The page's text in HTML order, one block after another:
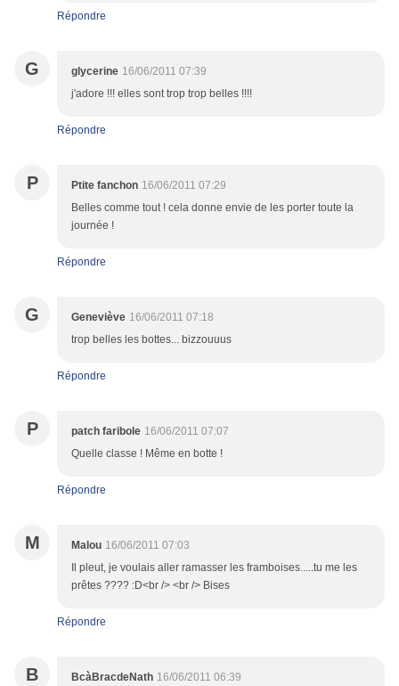
Répondre
G glycerine 16/06/2011 07:39
j'adore !!! elles sont trop trop belles !!!!
Répondre
P Ptite fanchon 16/06/2011 07:29
Belles comme tout ! cela donne envie de les porter toute la
journée !
Répondre
G Geneviève 16/06/2011 07:18
trop belles les bottes... bizzouuus
Répondre
P patch faribole 16/06/2011 07:07
Quelle classe ! Même en botte !
Répondre
M Malou 16/06/2011 07:03
Il pleut, je voulais aller ramasser les framboises.....tu me les
prêtes ???? :D<br /> <br /> Bises
Répondre
B BcàBracdeNath 16/06/2011 06:39